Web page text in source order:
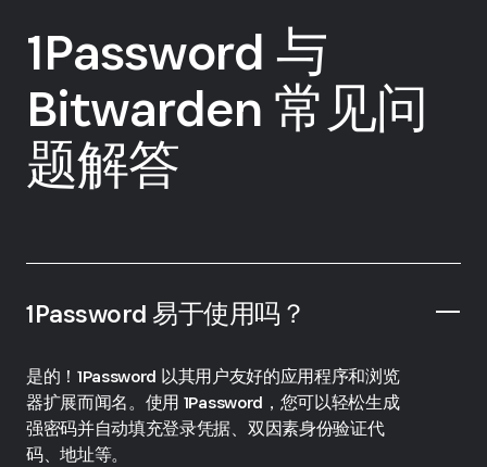
1Password 与
Bitwarden 常见问
题解答
1Password 易于使用吗？
是的！1Password 以其用户友好的应用程序和浏览
器扩展而闻名。使用 1Password，您可以轻松生成
强密码并自动填充登录凭据、双因素身份验证代
码、地址等。